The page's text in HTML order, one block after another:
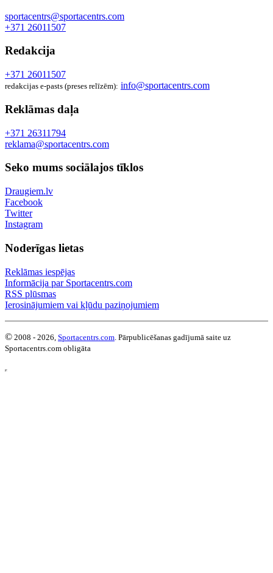
sportacentrs@sportacentrs.com
+371 26011507
Redakcija
+371 26011507
redakcijas e-pasts (preses relīzēm): info@sportacentrs.com
Reklāmas daļa
+371 26311794
reklama@sportacentrs.com
Seko mums sociālajos tīklos
Draugiem.lv
Facebook
Twitter
Instagram
Noderīgas lietas
Reklāmas iespējas
Informācija par Sportacentrs.com
RSS plūsmas
Ierosinājumiem vai kļūdu paziņojumiem
© 2008 - 2026, Sportacentrs.com . Pārpublicēšanas gadījumā saite uz
Sportacentrs.com obligāta